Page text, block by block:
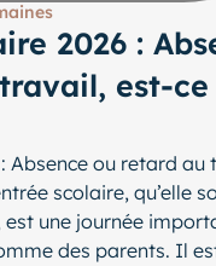
2026 :
est-ce
Absence ou retard au
scolaire, qu’elle
une journée
des parents. Il